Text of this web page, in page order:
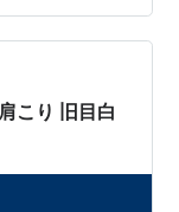
0037 ホー